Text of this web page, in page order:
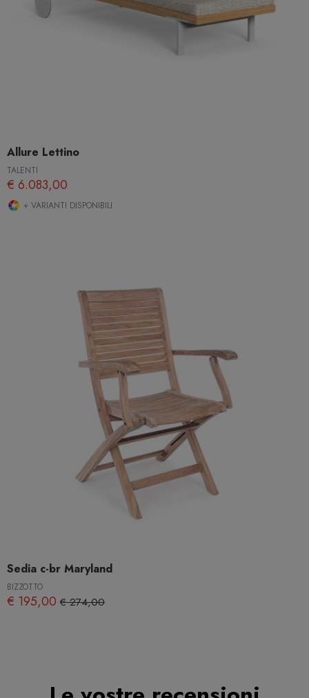
Allure Lettino
TALENTI
€ 6.083,00
+ VARIANTI DISPONIBILI
Sedia c-br Maryland
BIZZOTTO
€ 195,00 € 274,00